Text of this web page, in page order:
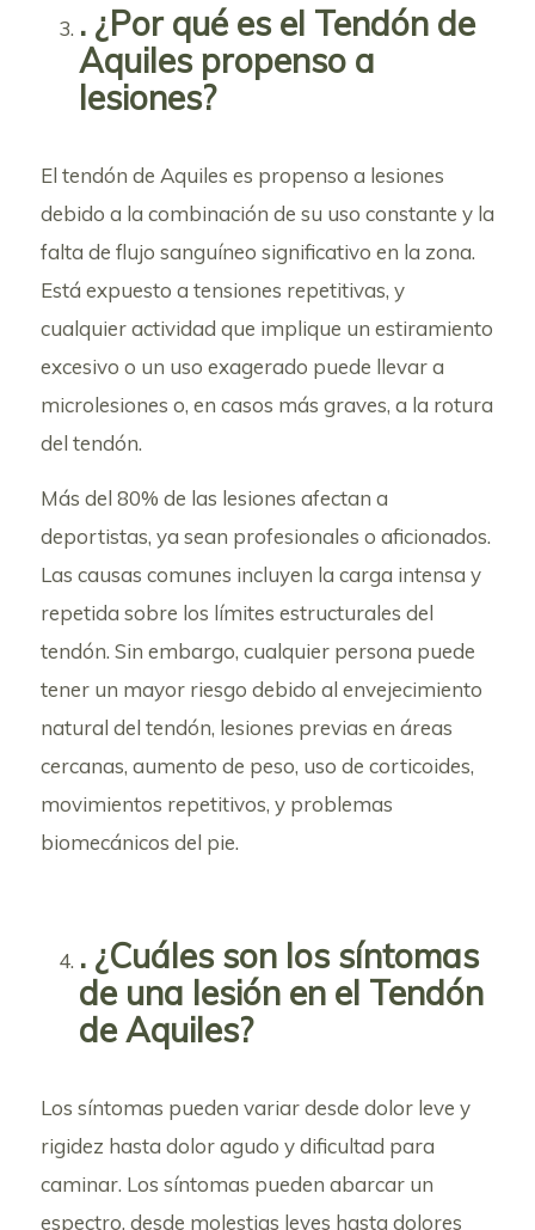
. ¿Por qué es el Tendón de
Aquiles propenso a
lesiones?
El tendón de Aquiles es propenso a lesiones
debido a la combinación de su uso constante y la
falta de flujo sanguíneo significativo en la zona.
Está expuesto a tensiones repetitivas, y
cualquier actividad que implique un estiramiento
excesivo o un uso exagerado puede llevar a
microlesiones o, en casos más graves, a la rotura
del tendón.
Más del 80% de las lesiones afectan a
deportistas, ya sean profesionales o aficionados.
Las causas comunes incluyen la carga intensa y
repetida sobre los límites estructurales del
tendón. Sin embargo, cualquier persona puede
tener un mayor riesgo debido al envejecimiento
natural del tendón, lesiones previas en áreas
cercanas, aumento de peso, uso de corticoides,
movimientos repetitivos, y problemas
biomecánicos del pie.
. ¿Cuáles son los síntomas
de una lesión en el Tendón
de Aquiles?
Los síntomas pueden variar desde dolor leve y
rigidez hasta dolor agudo y dificultad para
caminar. Los síntomas pueden abarcar un
espectro, desde molestias leves hasta dolores